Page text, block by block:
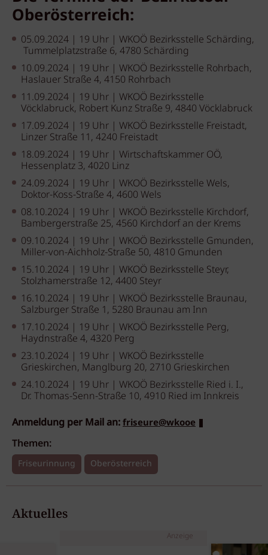
Oberösterreich:
05.09.2024 | 19 Uhr | WKOÖ Bezirksstelle Schärding,
Tummelplatzstraße 6, 4780 Schärding
10.09.2024 | 19 Uhr | WKOÖ Bezirksstelle Rohrbach,
Haslauer Straße 4, 4150 Rohrbach
11.09.2024 | 19 Uhr | WKOÖ Bezirksstelle
Vöcklabruck, Robert Kunz Straße 9, 4840 Vöcklabruck
17.09.2024 | 19 Uhr | WKOÖ Bezirksstelle Freistadt,
Linzer Straße 11, 4240 Freistadt
18.09.2024 | 19 Uhr | Wirtschaftskammer OÖ,
Hessenplatz 3, 4020 Linz
24.09.2024 | 19 Uhr | WKOÖ Bezirksstelle Wels,
Doktor-Koss-Straße 4, 4600 Wels
08.10.2024 | 19 Uhr | WKOÖ Bezirksstelle Kirchdorf,
Bambergerstraße 25, 4560 Kirchdorf an der Krems
09.10.2024 | 19 Uhr | WKOÖ Bezirksstelle Gmunden,
Miller-von-Aichholz-Straße 50, 4810 Gmunden
15.10.2024 | 19 Uhr | WKOÖ Bezirksstelle Steyr,
Stolzhamerstraße 12, 4400 Steyr
16.10.2024 | 19 Uhr | WKOÖ Bezirksstelle Braunau,
Salzburger Straße 1, 5280 Braunau am Inn
17.10.2024 | 19 Uhr | WKOÖ Bezirksstelle Perg,
Haydnstraße 4, 4320 Perg
23.10.2024 | 19 Uhr | WKOÖ Bezirksstelle
Grieskirchen, Manglburg 20, 2710 Grieskirchen
24.10.2024 | 19 Uhr | WKOÖ Bezirksstelle Ried i. I.,
Dr. Thomas-Senn-Straße 10, 4910 Ried im Innkreis
Anmeldung per Mail an:friseure@wkooe
Themen:
Friseurinnung Oberösterreich
Aktuelles
Anzeige